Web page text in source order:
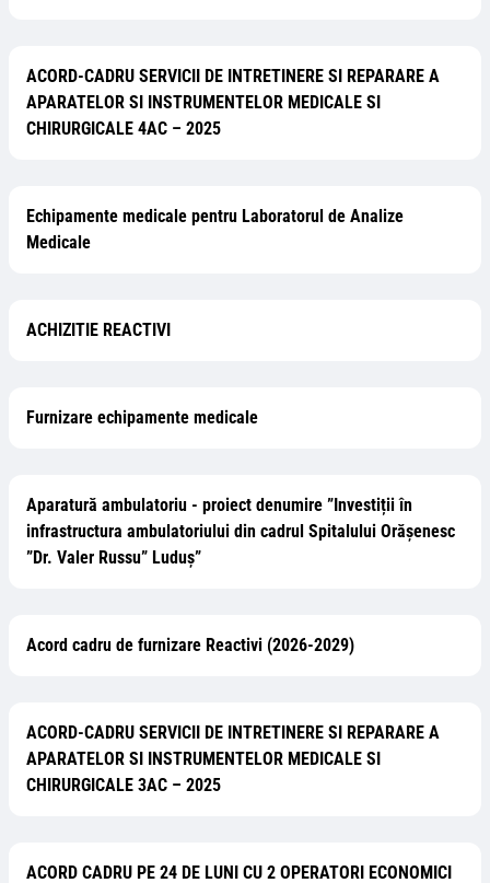
ACORD-CADRU SERVICII DE INTRETINERE SI REPARARE A
APARATELOR SI INSTRUMENTELOR MEDICALE SI
CHIRURGICALE 4AC – 2025
Echipamente medicale pentru Laboratorul de Analize
Medicale
ACHIZITIE REACTIVI
Furnizare echipamente medicale
Aparatură ambulatoriu - proiect denumire ”Investiții în
infrastructura ambulatoriului din cadrul Spitalului Orășenesc
”Dr. Valer Russu” Luduș”
Acord cadru de furnizare Reactivi (2026-2029)
ACORD-CADRU SERVICII DE INTRETINERE SI REPARARE A
APARATELOR SI INSTRUMENTELOR MEDICALE SI
CHIRURGICALE 3AC – 2025
ACORD CADRU PE 24 DE LUNI CU 2 OPERATORI ECONOMICI